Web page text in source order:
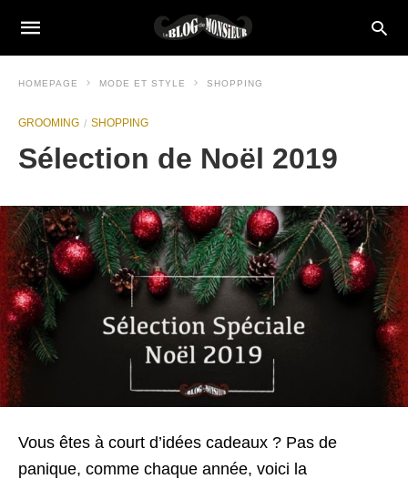
HOMEPAGE MODE ET STYLE SHOPPING
GROOMING SHOPPING
Sélection de Noël 2019
Vous êtes à court d’idées cadeaux ? Pas de
panique, comme chaque année, voici la